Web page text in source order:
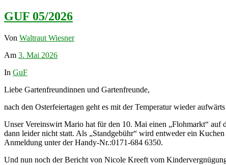
GUF 05/2026
Von Waltraut Wiesner
Am 3. Mai 2026
In GuF
Liebe Gartenfreundinnen und Gartenfreunde,
nach den Osterfeiertagen geht es mit der Temperatur wieder
Unser Vereinswirt Mario hat für den 10. Mai einen „Flohmarkt“ auf
dann leider nicht statt. Als „Standgebühr“ wird entweder ein
Anmeldung unter der Handy-Nr.:0171-684 6350.
Und nun noch der Bericht von Nicole Kreeft vom